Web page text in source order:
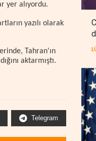
yer alıyordu.
yazılı olarak
Tahran'ın
aktarmıştı.
Telegram